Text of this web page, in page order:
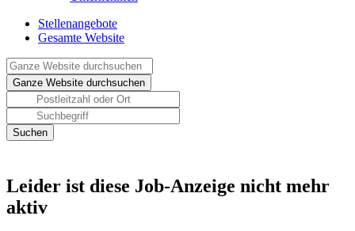
Stellenangebote
Gesamte Website
Leider ist diese Job-Anzeige nicht mehr
aktiv